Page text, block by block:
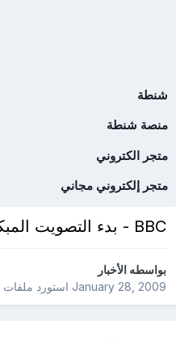
شنطة
منصة شنطة
متجر الكتروني
متجر إلكتروني مجاني
BBC - بدء التصويت المبكر في الانتخابات العراقية
بواسطهالأخبار
January 28, 2009استورد ملفات